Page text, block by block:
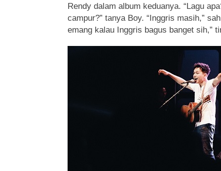
Rendy dalam album keduanya. “Lagu
campur?” tanya Boy. “Inggris masih,”
emang kalau Inggris bagus banget sih,”